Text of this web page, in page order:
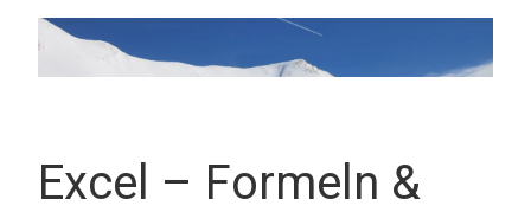
Excel – Formeln &